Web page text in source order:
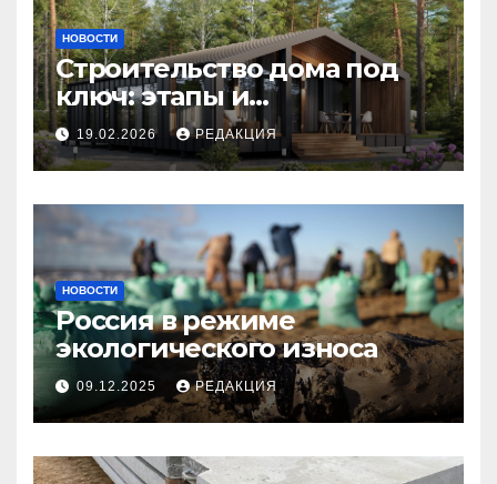
НОВОСТИ
Строительство дома под
ключ: этапы и
планирование бюджета
19.02.2026 РЕДАКЦИЯ
НОВОСТИ
Россия в режиме
экологического износа
09.12.2025 РЕДАКЦИЯ